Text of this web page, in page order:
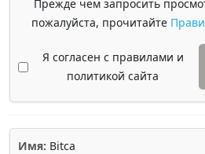
Прежде чем запросить
пожалуйста, прочитайте
Я согласен с правилами и
политикой сайта
Имя: Bitca